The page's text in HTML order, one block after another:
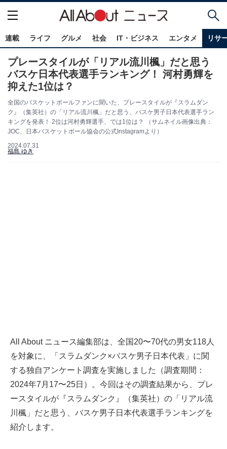
連載 ライフ グルメ 社会 IT・ビジネス エンタメ リサ
プレースタイルが「リアル流川楓」だと思う
バスケ日本代表選手ランキング！ 河村勇輝を
抑えた1位は？
全国のバスケットボールファンに聞いた、プレースタイルが『スラムダン
ク』（集英社）の「リアル流川楓」だと思う、バスケ男子日本代表選手ラン
キングを発表！ 2位は河村勇輝選手、では1位は？ （サムネイル画像出典：
JOC、日本バスケットボール協会の公式Instagramより）
2024.07.31
福島 ゆき
All About ニュース編集部は、全国20〜70代の男女118人
を対象に、「スラムダンク×バスケ男子日本代表」に関
する独自アンケート調査を実施しました（調査期間：
2024年7月17〜25日）。今回はその調査結果から、プレ
ースタイルが『スラムダンク』（集英社）の「リアル流
川楓」だと思う、バスケ男子日本代表選手ランキングを
紹介します。